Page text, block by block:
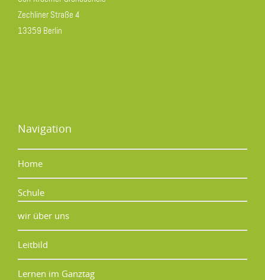
Zechliner Straße 4
13359 Berlin
Navigation
Home
Schule
wir über uns
Leitbild
Lernen im Ganztag